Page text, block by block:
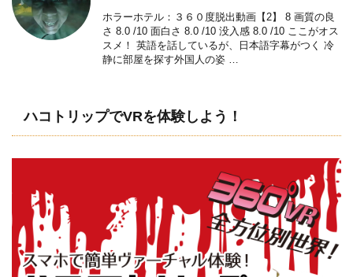
ホラーホテル：３６０度脱出動画【2】 8 画質の良
さ 8.0 /10 面白さ 8.0 /10 没入感 8.0 /10 ここがオス
スメ！ 英語を話しているが、日本語字幕がつく 冷
静に部屋を探す外国人の姿 …
ハコトリップでVRを体験しよう！